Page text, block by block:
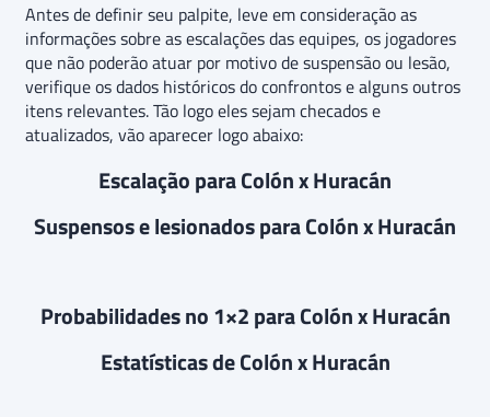
Antes de definir seu palpite, leve em consideração as
informações sobre as escalações das equipes, os jogadores
que não poderão atuar por motivo de suspensão ou lesão,
verifique os dados históricos do confrontos e alguns outros
itens relevantes. Tão logo eles sejam checados e
atualizados, vão aparecer logo abaixo:
Escalação para Colón x Huracán
Suspensos e lesionados para Colón x Huracán
Probabilidades no 1×2 para Colón x Huracán
Estatísticas de Colón x Huracán